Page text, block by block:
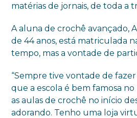
matérias de jornais, de toda a
A aluna de crochê avançado,
de 44 anos, está matriculada
tempo, mas a vontade de
“Sempre tive vontade de
que a escola é bem famosa
as aulas de crochê no início
adorando. Tenho uma loja